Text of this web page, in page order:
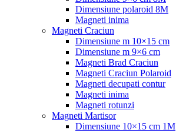
Dimensiune polaroid 8M
Magneti inima
Magneti Craciun
Dimensiune m 10×15 cm
Dimensiune m 9×6 cm
Magneti Brad Craciun
Magneti Craciun Polaroid
Magneti decupati contur
Magneti inima
Magneti rotunzi
Magneti Martisor
Dimensiune 10×15 cm 1M